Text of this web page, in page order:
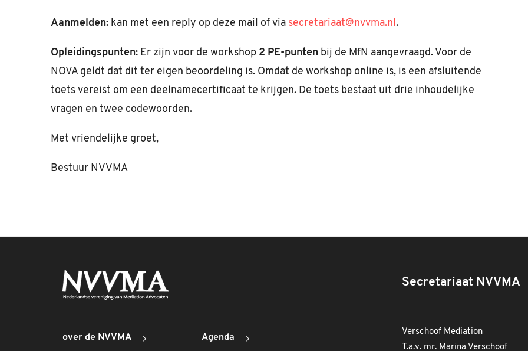
Aanmelden: kan met een reply op deze mail of via secretariaat@nvvma.nl.
Opleidingspunten: Er zijn voor de workshop 2 PE-punten bij de MfN aangevraagd. Voor de
NOVA geldt dat dit ter eigen beoordeling is. Omdat de workshop online is, is een afsluitende
toets vereist om een deelnamecertificaat te krijgen. De toets bestaat uit drie inhoudelijke
vragen en twee codewoorden.
Met vriendelijke groet,
Bestuur NVVMA
over de NVVMA Agenda
Secretariaat NVVMA
Verschoof Mediation
T.a.v. mr. Marina Verschoof